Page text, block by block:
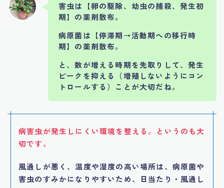
害虫は【卵の駆除、幼虫の捕殺、発生初
期】の薬剤散布。
病原菌は【停滞期→活動期への移行時
期】の薬剤散布。
と、数が増える時期を先取りして、発生
ピークを抑える（増殖しないようにコン
トロールする）ことが大切だね。
病害虫が発生しにくい環境を整える。というのも大
切です。
風通しが悪く、温度や湿度の高い場所は、病原菌や
害虫のすみかになりやすいため、日当たり・風通し